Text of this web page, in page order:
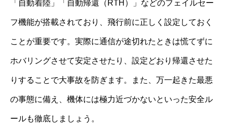
「自動着陸」「自動帰還（RTH）」などのフェイルセー
フ機能が搭載されており、飛行前に正しく設定しておく
ことが重要です。実際に通信が途切れたときは慌てずに
ホバリングさせて安定させたり、設定どおり帰還させた
りすることで大事故を防ぎます。また、万一起きた最悪
の事態に備え、機体には極力近づかないといった安全ル
ールも徹底しましょう。